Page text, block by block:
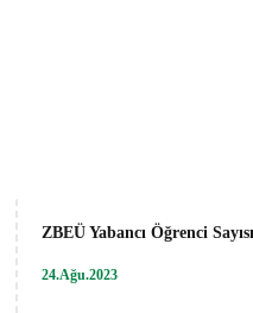
ZBEÜ Yabancı Öğrenci
24.Ağu.2023